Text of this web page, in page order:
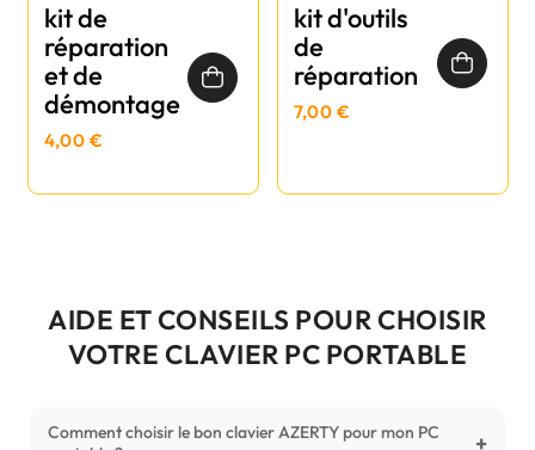
kit de
réparation
et de
démontage
4,00 €
kit d'outils
de
réparation
7,00 €
AIDE ET CONSEILS POUR CHOISIR
VOTRE CLAVIER PC PORTABLE
Comment choisir le bon clavier AZERTY pour mon PC
+